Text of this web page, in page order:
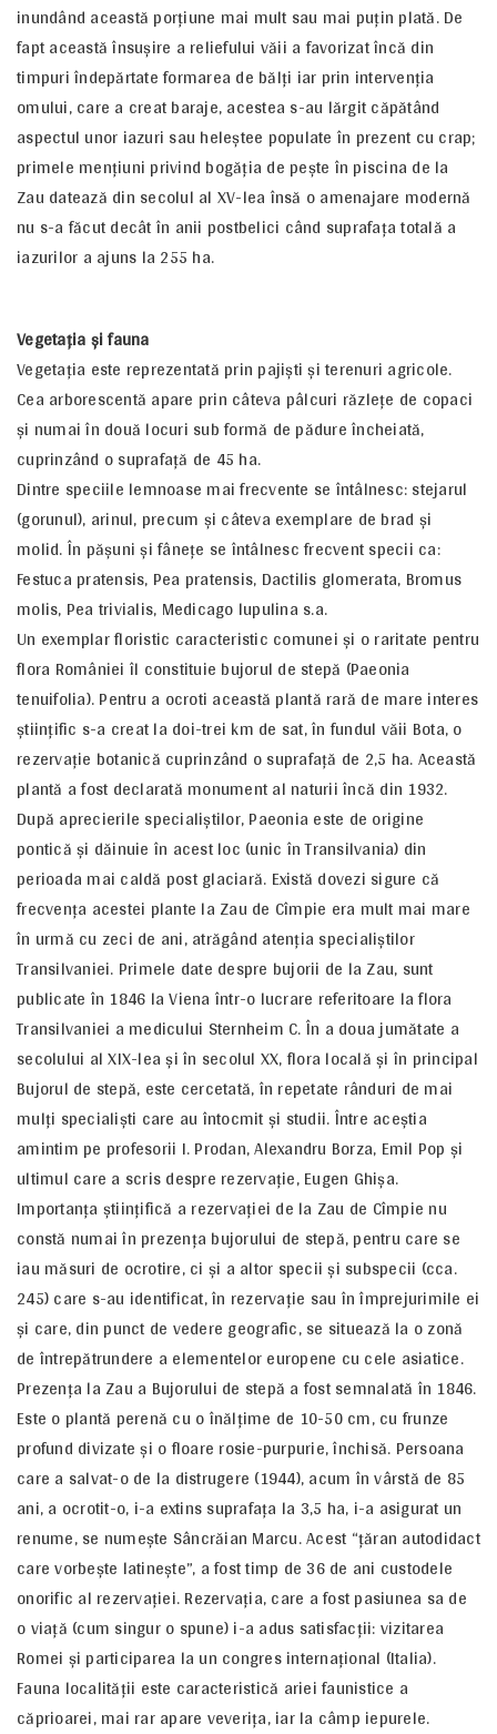
inundând această porţiune mai mult sau mai puţin plată. De
fapt această însuşire a reliefului văii a favorizat încă din
timpuri îndepărtate formarea de bălţi iar prin intervenţia
omului, care a creat baraje, acestea s-au lărgit căpătând
aspectul unor iazuri sau heleştee populate în prezent cu crap;
primele menţiuni privind bogăţia de peşte în piscina de la
Zau datează din secolul al XV-lea însă o amenajare modernă
nu s-a făcut decât în anii postbelici când suprafaţa totală a
iazurilor a ajuns la 255 ha.
Vegetaţia şi fauna
Vegetaţia este reprezentată prin pajişti şi terenuri agricole.
Cea arborescentă apare prin câteva pâlcuri răzleţe de copaci
şi numai în două locuri sub formă de pădure încheiată,
cuprinzând o suprafaţă de 45 ha.
Dintre speciile lemnoase mai frecvente se întâlnesc: stejarul
(gorunul), arinul, precum şi câteva exemplare de brad şi
molid. În păşuni şi fâneţe se întâlnesc frecvent specii ca:
Festuca pratensis, Pea pratensis, Dactilis glomerata, Bromus
molis, Pea trivialis, Medicago lupulina s.a.
Un exemplar floristic caracteristic comunei şi o raritate pentru
flora României îl constituie bujorul de stepă (Paeonia
tenuifolia). Pentru a ocroti această plantă rară de mare interes
ştiinţific s-a creat la doi-trei km de sat, în fundul văii Bota, o
rezervaţie botanică cuprinzând o suprafaţă de 2,5 ha. Această
plantă a fost declarată monument al naturii încă din 1932.
După aprecierile specialiştilor, Paeonia este de origine
pontică şi dăinuie în acest loc (unic în Transilvania) din
perioada mai caldă post glaciară. Există dovezi sigure că
frecvenţa acestei plante la Zau de Cîmpie era mult mai mare
în urmă cu zeci de ani, atrăgând atenţia specialiştilor
Transilvaniei. Primele date despre bujorii de la Zau, sunt
publicate în 1846 la Viena într-o lucrare referitoare la flora
Transilvaniei a medicului Sternheim C. În a doua jumătate a
secolului al XIX-lea şi în secolul XX, flora locală şi în principal
Bujorul de stepă, este cercetată, în repetate rânduri de mai
mulţi specialişti care au întocmit şi studii. Între aceştia
amintim pe profesorii I. Prodan, Alexandru Borza, Emil Pop şi
ultimul care a scris despre rezervaţie, Eugen Ghişa.
Importanţa ştiinţifică a rezervaţiei de la Zau de Cîmpie nu
constă numai în prezenţa bujorului de stepă, pentru care se
iau măsuri de ocrotire, ci şi a altor specii şi subspecii (cca.
245) care s-au identificat, în rezervaţie sau în împrejurimile ei
şi care, din punct de vedere geografic, se situează la o zonă
de întrepătrundere a elementelor europene cu cele asiatice.
Prezenţa la Zau a Bujorului de stepă a fost semnalată în 1846.
Este o plantă perenă cu o înălţime de 10-50 cm, cu frunze
profund divizate şi o floare rosie-purpurie, închisă. Persoana
care a salvat-o de la distrugere (1944), acum în vârstă de 85
ani, a ocrotit-o, i-a extins suprafaţa la 3,5 ha, i-a asigurat un
renume, se numeşte Sâncrăian Marcu. Acest “ţăran autodidact
care vorbeşte latineşte”, a fost timp de 36 de ani custodele
onorific al rezervaţiei. Rezervaţia, care a fost pasiunea sa de
o viaţă (cum singur o spune) i-a adus satisfacţii: vizitarea
Romei şi participarea la un congres internaţional (Italia).
Fauna localităţii este caracteristică ariei faunistice a
căprioarei, mai rar apare veveriţa, iar la câmp iepurele.